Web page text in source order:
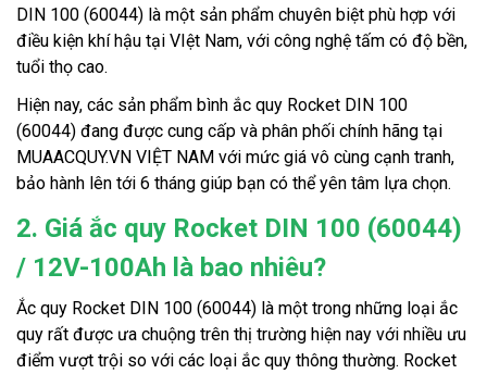
DIN 100 (60044) là một sản phẩm chuyên biệt phù hợp với
điều kiện khí hậu tại VIệt Nam, với công nghệ tấm có độ bền,
tuổi thọ cao.
Hiện nay, các sản phẩm bình ắc quy Rocket DIN 100
(60044) đang được cung cấp và phân phối chính hãng tại
MUAACQUY.VN VIỆT NAM với mức giá vô cùng cạnh tranh,
bảo hành lên tới 6 tháng giúp bạn có thể yên tâm lựa chọn.
2. Giá ắc quy Rocket DIN 100 (60044)
/ 12V-100Ah là bao nhiêu?
Ắc quy Rocket DIN 100 (60044) là một trong những loại ắc
quy rất được ưa chuộng trên thị trường hiện nay với nhiều ưu
điểm vượt trội so với các loại ắc quy thông thường. Rocket